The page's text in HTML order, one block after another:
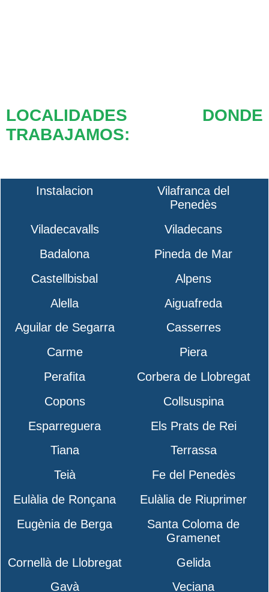
LOCALIDADES DONDE
TRABAJAMOS:
Instalacion
Vilafranca del
Penedès
Viladecavalls
Viladecans
Badalona
Pineda de Mar
Castellbisbal
Alpens
Alella
Aiguafreda
Aguilar de Segarra
Casserres
Carme
Piera
Perafita
Corbera de Llobregat
Copons
Collsuspina
Esparreguera
Els Prats de Rei
Tiana
Terrassa
Teià
Fe del Penedès
Eulàlia de Ronçana
Eulàlia de Riuprimer
Eugènia de Berga
Santa Coloma de
Gramenet
Cornellà de Llobregat
Gelida
Gavà
Veciana